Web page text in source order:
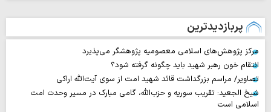
پربازدیدترین
مرکز پژوهش‌های اسلامی معصومیه پژوهشگر می‌پذیرد
انتقام خون رهبر شهید باید چگونه گرفته شود؟
تصاویر/ مراسم بزرگداشت قائد شهید امت از سوی آیت‌الله اراکی
شیخ الجعید: تقریب سوریه و حزب‌الله، گامی مبارک در مسیر وحدت امت
اسلامی است